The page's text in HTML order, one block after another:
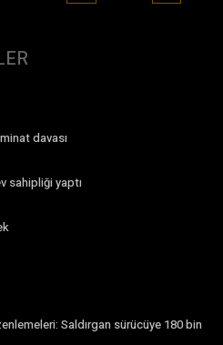
davası
sahipliği yaptı
Saldırgan sürücüye 180 bin